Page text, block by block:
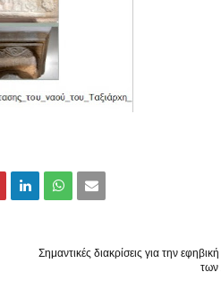
Σημαντικές διακρίσεις για την